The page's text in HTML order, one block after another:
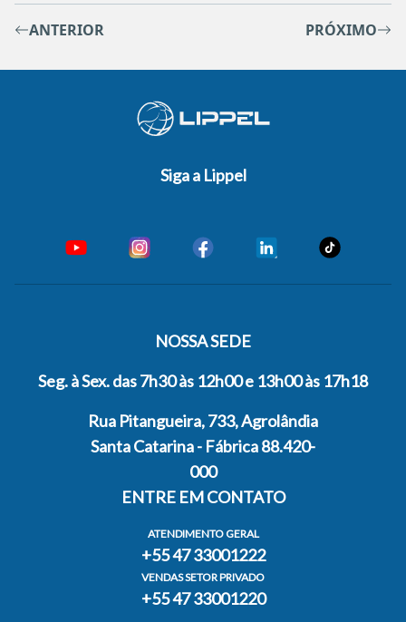
ANTERIOR PRÓXIMO
Siga a Lippel
NOSSA SEDE
Seg. à Sex. das 7h30 às 12h00 e 13h00 às 17h18
Rua Pitangueira, 733, Agrolândia
Santa Catarina - Fábrica 88.420-
000
ENTRE EM CONTATO
ATENDIMENTO GERAL
+55 47 33001222
VENDAS SETOR PRIVADO
+55 47 33001220